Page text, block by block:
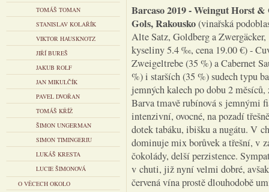
TOMÁŠ TOMAN
STANISLAV KOLAŘÍK
VIKTOR HAUSKNOTZ
JIŘÍ BUREŠ
JAKUB ROLF
JAN MIKULČÍK
PAVEL DVOŘAN
TOMÁŠ KŘÍŽ
ŠIMON UNGERMAN
SIMON TIMINGERIU
LUKÁŠ KRESTA
LUCIE ŠIMONOVÁ
O VĚCECH OKOLO
Barcaso 2019- Weingut Horst &
Gols, Rakousko(vinařská
Alte Satz, Goldberg a
kyseliny 5.4 ‰, cena 19.00 €) -
Zweigeltrebe (35 %) a Cabernet
%) i starších (35 %) sudech typu
jemných kalech po dobu 2
Barva tmavě rubínová s jemnými
intenzivní, ovocné, na pozadí
dotek tabáku, ibišku a nugátu. V
dominuje mix borůvek a třešní, v
čokolády, delší perzistence.
v chuti, již nyní velmi dobré,
červená vína prostě dlouhodobě